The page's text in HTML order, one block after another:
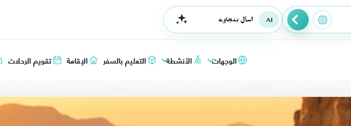
اسأل بنجاوي
الوجهات الأنشطة التعليم بالسفر الإقامة تقويم الرحلات